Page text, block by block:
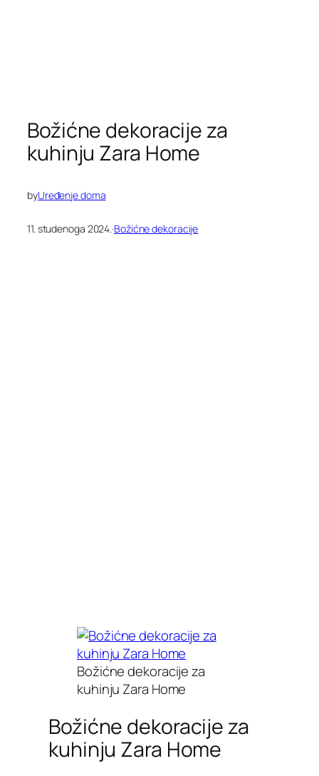
Božićne dekoracije za
kuhinju Zara Home
byUređenje doma
11. studenoga 2024.·Božićne dekoracije
Božićne dekoracije za
kuhinju Zara Home
Božićne dekoracije za
kuhinju Zara Home